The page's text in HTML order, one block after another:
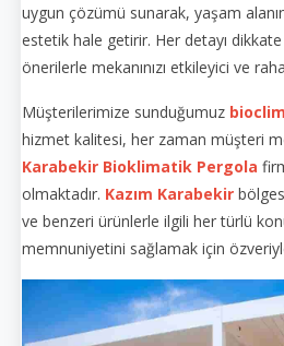
uygun çözümü sunarak, yaşam
estetik hale getirir. Her detayı
önerilerle mekanınızı etkileyici ve
Müşterilerimize sunduğumuz
hizmet kalitesi, her zaman müşteri
Karabekir Bioklimatik Pergola
olmaktadır. Kazım Karabekir
ve benzeri ürünlerle ilgili her türlü
memnuniyetini sağlamak için